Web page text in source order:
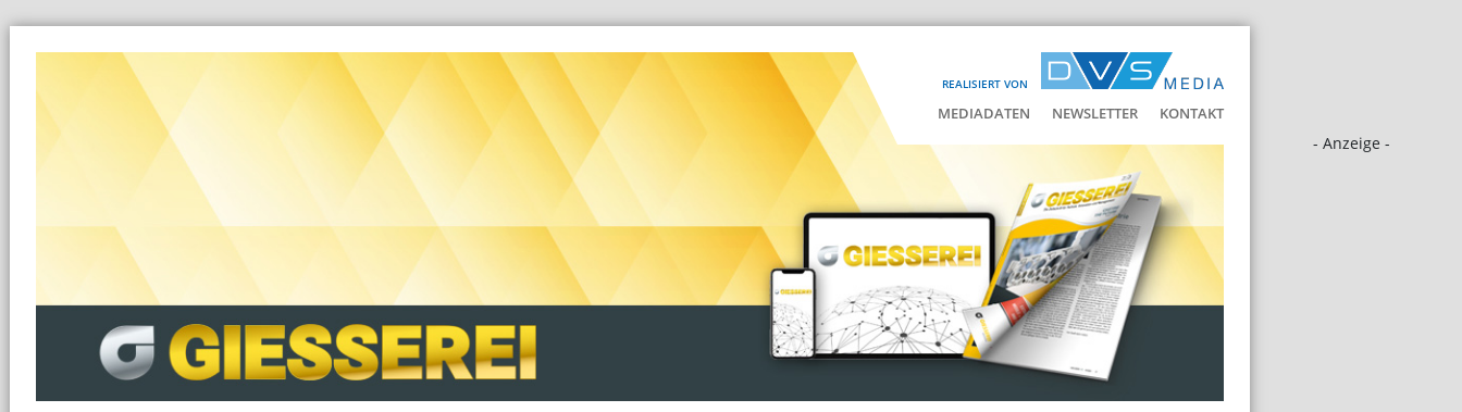
REALISIERT VON
MEDIADATEN NEWSLETTER KONTAKT
- Anzeige -